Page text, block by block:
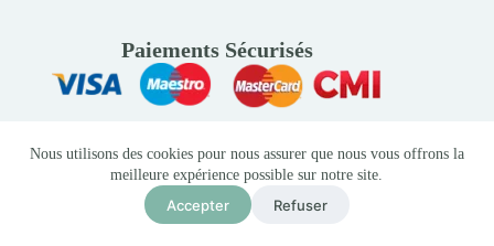
Nous utilisons des cookies pour nous assurer que nous vous offrons la
meilleure expérience possible sur notre site.
Accepter Refuser
Paiements Sécurisés
Liens Utiles
Trouver une liste de naissance
Retours et Remboursement
Confidentialité